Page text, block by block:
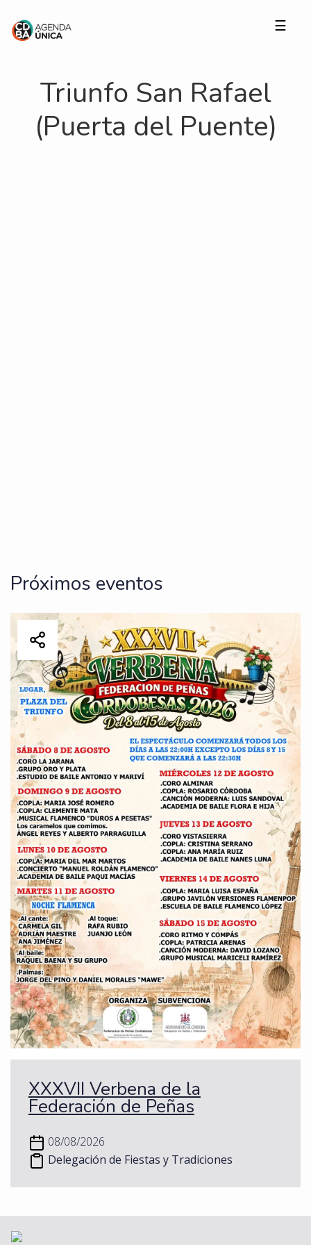
☰
Triunfo San Rafael
(Puerta del Puente)
Próximos eventos
XXXVII Verbena de la
Federación de Peñas
08/08/2026
Delegación de Fiestas y Tradiciones